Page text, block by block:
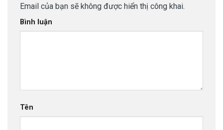
Email của bạn sẽ không được hiển thị công khai.
Bình luận
Tên